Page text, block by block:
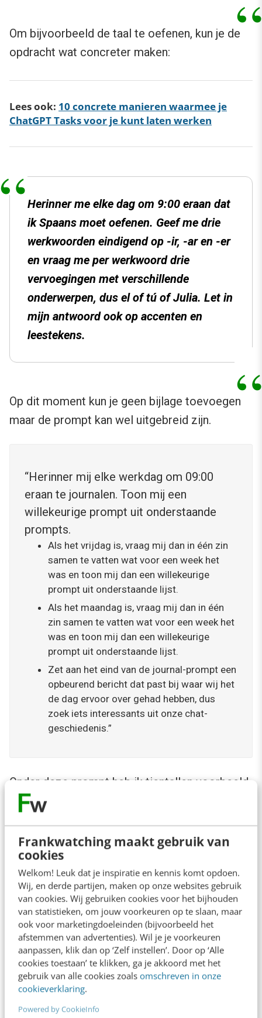
Frankwatching maakt gebruik van
cookies
Welkom! Leuk dat je inspiratie en kennis komt opdoen.
Wij, en derde partijen, maken op onze websites gebruik
van cookies. Wij gebruiken cookies voor het bijhouden
van statistieken, om jouw voorkeuren op te slaan, maar
ook voor marketingdoeleinden (bijvoorbeeld het
afstemmen van advertenties). Wil je je voorkeuren
aanpassen, klik dan op ‘Zelf instellen’. Door op ‘Alle
cookies toestaan’ te klikken, ga je akkoord met het
gebruik van alle cookies zoals omschreven in onze
cookieverklaring.
Powered by CookieInfo
Om bijvoorbeeld de taal te oefenen, kun je de
opdracht wat concreter maken:
Lees ook: 10 concrete manieren waarmee je
ChatGPT Tasks voor je kunt laten werken
Herinner me elke dag om 9:00 eraan dat
ik Spaans moet oefenen. Geef me drie
werkwoorden eindigend op -ir, -ar en -er
en vraag me per werkwoord drie
vervoegingen met verschillende
onderwerpen, dus el of tú of Julia. Let in
mijn antwoord ook op accenten en
leestekens.
Op dit moment kun je geen bijlage toevoegen
maar de prompt kan wel uitgebreid zijn.
“Herinner mij elke werkdag om 09:00
eraan te journalen. Toon mij een
willekeurige prompt uit onderstaande
prompts.
Als het vrijdag is, vraag mij dan in één zin
samen te vatten wat voor een week het
was en toon mij dan een willekeurige
prompt uit onderstaande lijst.
Als het maandag is, vraag mij dan in één
zin samen te vatten wat voor een week het
was en toon mij dan een willekeurige
prompt uit onderstaande lijst.
Zet aan het eind van de journal-prompt een
opbeurend bericht dat past bij waar wij het
de dag ervoor over gehad hebben, dus
zoek iets interessants uit onze chat-
geschiedenis.”
Onder deze prompt heb ik tientallen voorbeeld
prompts toegevoegd, zoals:
Een onverwachte dag, want…
Muziek die gisteren een herinnering
opriep…
Het eerste dat ik vanochtend dacht was…
Een geur of smaak die een herinnering
opriep…
Zoiets lekkers gegeten gisteren…
Onverklaarbare herinnering die
bovenkwam…
Waar ik gisteren toch ben geweest…